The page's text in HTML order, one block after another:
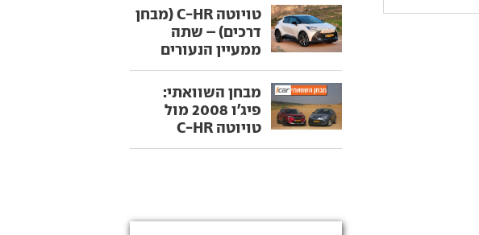
טויוטה C-HR (מבחן
דרכים) – שתה
ממעיין הנעורים
מבחן השוואתי:
פיג'ו 2008 מול
טויוטה C-HR